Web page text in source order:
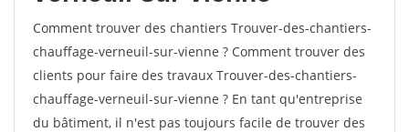
Comment trouver des chantiers Trouver-des-chantiers-
chauffage-verneuil-sur-vienne ? Comment trouver des
clients pour faire des travaux Trouver-des-chantiers-
chauffage-verneuil-sur-vienne ? En tant qu'entreprise
du bâtiment, il n'est pas toujours facile de trouver des